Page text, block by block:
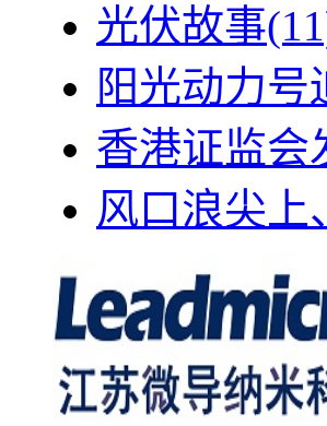
光伏故事
阳光动力号
香港证监会
风口浪尖上